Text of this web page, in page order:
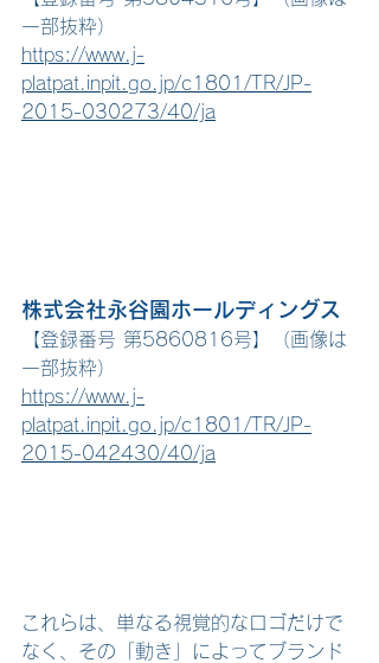
一部抜粋）
https://www.j-
platpat.inpit.go.jp/c1801/TR/JP-
2015-030273/40/ja
株式会社永谷園ホールディングス
【登録番号 第5860816号】（画像は
一部抜粋）
https://www.j-
platpat.inpit.go.jp/c1801/TR/JP-
2015-042430/40/ja
これらは、単なる視覚的なロゴだけで
なく、その「動き」によってブランド